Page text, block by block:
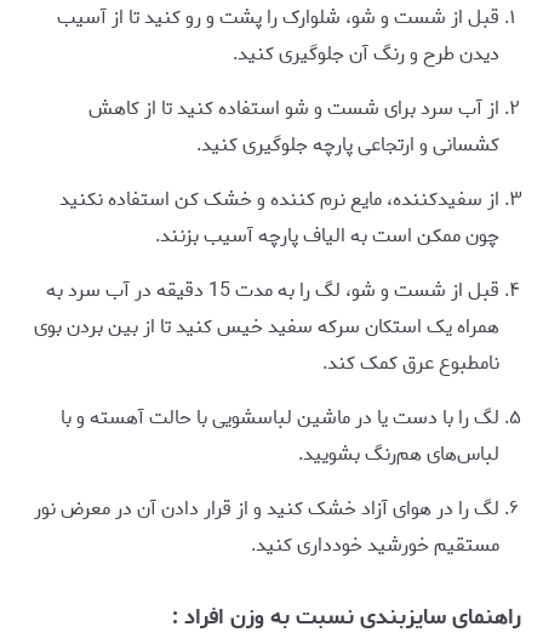
قبل از شست و شو، شلوارک را پشت و رو کنید تا از آسیب
دیدن طرح و رنگ آن جلوگیری کنید.
از آب سرد برای شست و شو استفاده کنید تا از کاهش
کشسانی و ارتجاعی پارچه جلوگیری کنید.
از سفیدکننده، مایع نرم کننده و خشک کن استفاده نکنید
چون ممکن است به الیاف پارچه آسیب بزنند.
قبل از شست و شو، لگ را به مدت 15 دقیقه در آب سرد به
همراه یک استکان سرکه سفید خیس کنید تا از بین بردن بوی
نامطبوع عرق کمک کند.
لگ را با دست یا در ماشین لباسشویی با حالت آهسته و با
لباس‌های هم‌رنگ بشویید.
لگ را در هوای آزاد خشک کنید و از قرار دادن آن در معرض نور
مستقیم خورشید خودداری کنید.
راهنمای سایزبندی نسبت به وزن افراد :